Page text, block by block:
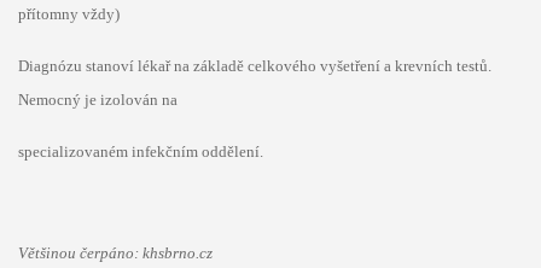
přítomny vždy)
Diagnózu stanoví lékař na základě celkového vyšetření a krevních testů.
Nemocný je izolován na
specializovaném infekčním oddělení.
Většinou čerpáno: khsbrno.cz